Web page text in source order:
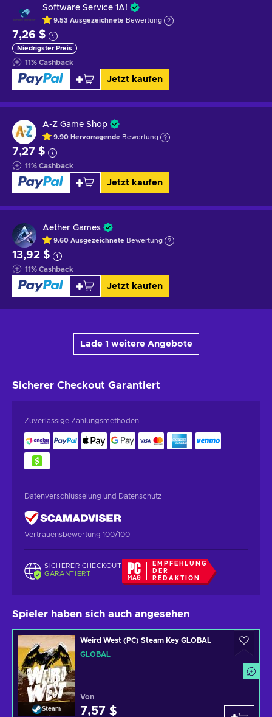
Software Service 1A!
9.53 Ausgezeichnete Bewertung
7,26 $
Niedrigster Preis
11% Cashback
Jetzt kaufen
A-Z Game Shop
9.90 Hervorragende Bewertung
7,27 $
11% Cashback
Jetzt kaufen
Aether Games
9.60 Ausgezeichnete Bewertung
13,92 $
11% Cashback
Jetzt kaufen
Lade 1 weitere Angebote
Sicherer Checkout Garantiert
Zuverlässige Zahlungsmethoden
Datenverschlüsselung und Datenschutz
Vertrauensbewertung 100/100
SICHERER CHECKOUT
GARANTIERT
EMPFEHLUNG
DER
REDAKTION
Spieler haben sich auch angesehen
Steam
Weird West (PC) Steam Key GLOBAL
GLOBAL
Von
7,57 $